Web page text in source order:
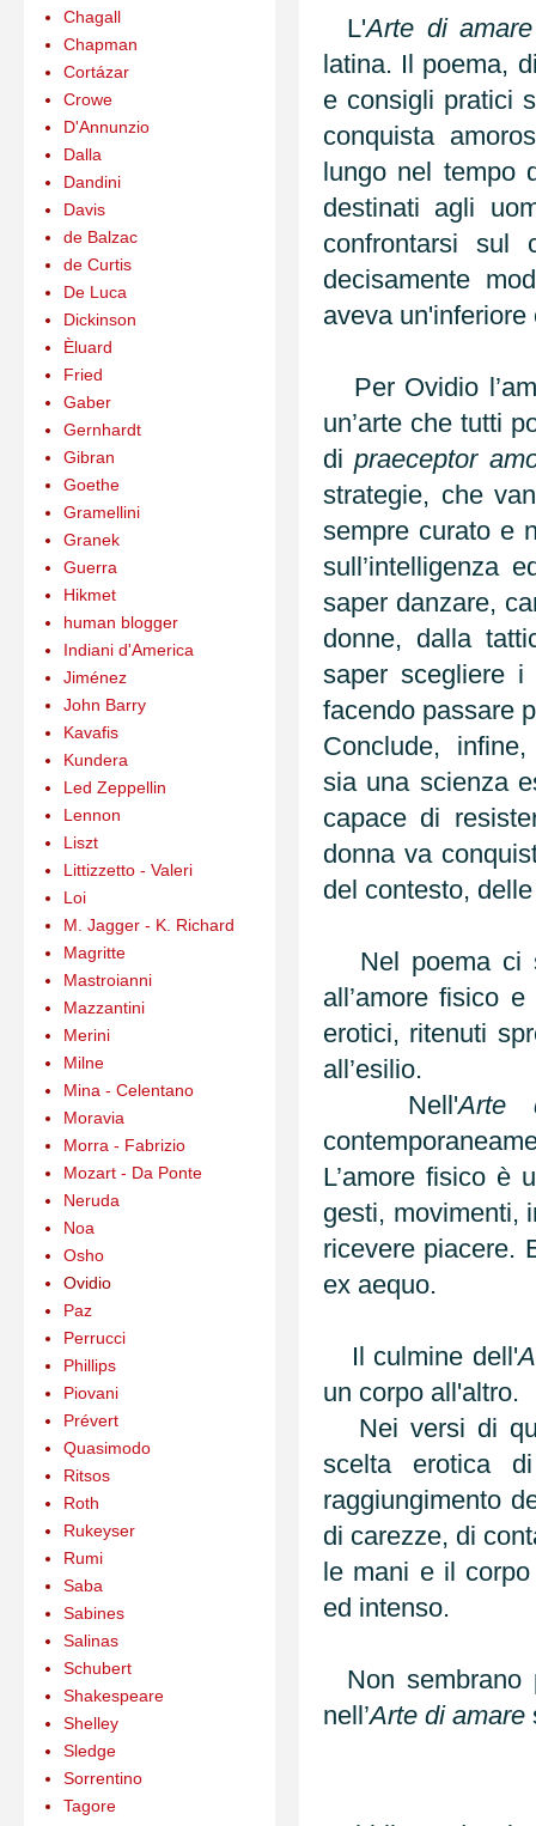
L'Arte di amare
latina. Il poema,
e consigli pratici
conquista
lungo nel tempo
destinati agli
confrontarsi
decisamente
aveva
Per Ovidio
un’arte che tutti
dipraeceptor
strategie, che
sempre curato e
sull’intelligenza
saper danzare,
donne, dalla
saper scegliere
facendo passare
Conclude, infine,
sia una scienza
capace di
donna va
del contesto,
Nel poema ci
all’amore fisico
erotici, ritenuti
all’esilio.
Nell'Arte
L’amore fisico è
gesti, movimenti,
ricevere piacere.
ex aequo.
Il culmine dell'
un corpo all'altro.
Nei versi di
scelta erotica
raggiungimento
di carezze, di
le mani e il
ed intenso.
Non sembrano
nell’Arte di amare
Chagall
Chapman
Cortázar
Crowe
D'Annunzio
Dalla
Dandini
Davis
de Balzac
de Curtis
De Luca
Dickinson
Èluard
Fried
Gaber
Gernhardt
Gibran
Goethe
Gramellini
Granek
Guerra
Hikmet
human blogger
Indiani d'America
Jiménez
John Barry
Kavafis
Kundera
Led Zeppellin
Lennon
Liszt
Littizzetto - Valeri
Loi
M. Jagger - K. Richard
Magritte
Mastroianni
Mazzantini
Merini
Milne
Mina - Celentano
Moravia
Morra - Fabrizio
Mozart - Da Ponte
Neruda
Noa
Osho
Ovidio
Paz
Perrucci
Phillips
Piovani
Prévert
Quasimodo
Ritsos
Roth
Rukeyser
Rumi
Saba
Sabines
Salinas
Schubert
Shakespeare
Shelley
Sledge
Sorrentino
Tagore